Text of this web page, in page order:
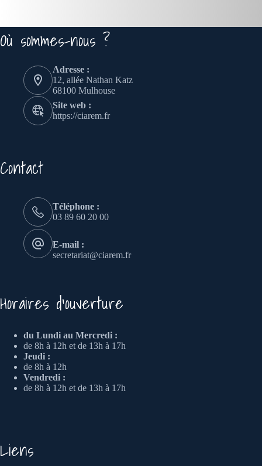
Où sommes-nous ?
Adresse :
12, allée Nathan Katz
68100 Mulhouse
Site web :
https://ciarem.fr
Contact
Téléphone :
03 89 60 20 00
E-mail :
secretariat@ciarem.fr
Horaires d'ouverture
du Lundi au Mercredi :
de 8h à 12h et de 13h à 17h
Jeudi :
de 8h à 12h
Vendredi :
de 8h à 12h et de 13h à 17h
Liens